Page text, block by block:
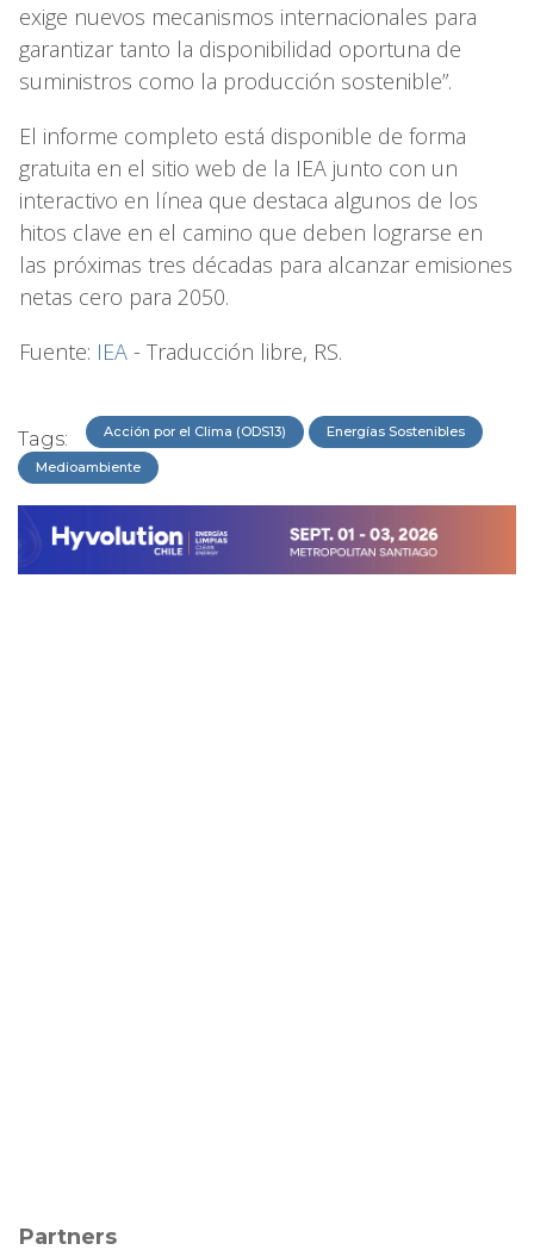
exige nuevos mecanismos internacionales para
garantizar tanto la disponibilidad oportuna de
suministros como la producción sostenible”.
El informe completo está disponible de forma
gratuita en el sitio web de la IEA junto con un
interactivo en línea que destaca algunos de los
hitos clave en el camino que deben lograrse en
las próximas tres décadas para alcanzar emisiones
netas cero para 2050.
Fuente: IEA - Traducción libre, RS.
Tags: Acción por el Clima (ODS13) Energías Sostenibles
Medioambiente
Partners